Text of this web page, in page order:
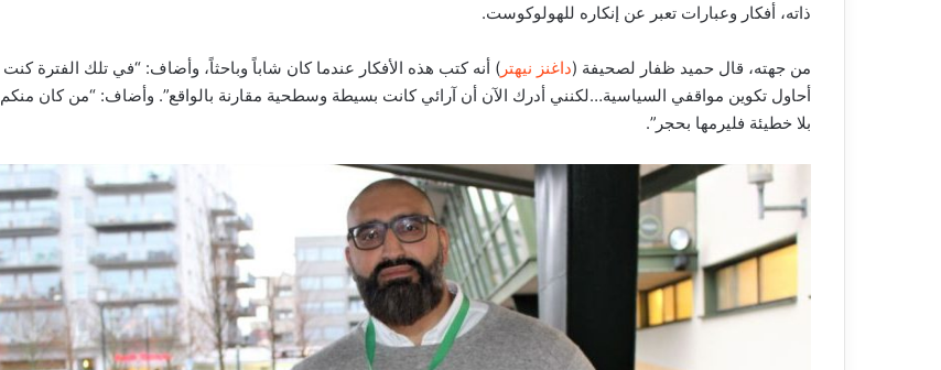
ذاته، أفكار وعبارات تعبر عن إنكاره للهولوكوست.
من جهته، قال حميد ظفار لصحيفة (داغنز نيهتر ) أنه كتب هذه الأفكار عندما كان شاباً وباحثاً، وأضاف: “في تلك الفترة كنت
أحاول تكوين مواقفي السياسية…لكنني أدرك الآن أن آرائي كانت بسيطة وسطحية مقارنة بالواقع”. وأضاف: “من كان منكم
بلا خطيئة فليرمها بحجر”.